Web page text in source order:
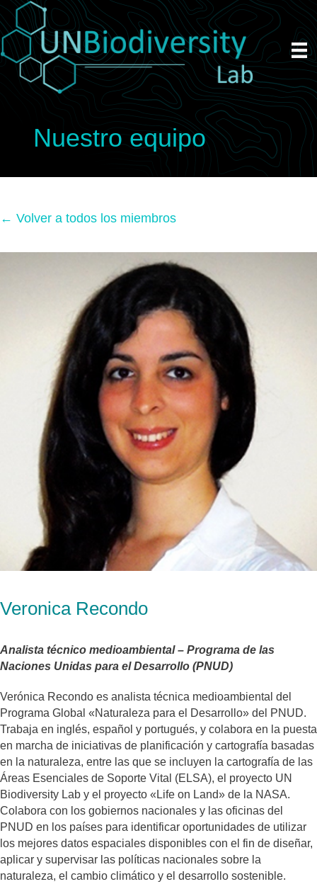
Nuestro equipo
← Volver a todos los miembros
Veronica Recondo
Analista técnico medioambiental – Programa de las
Naciones Unidas para el Desarrollo (PNUD)
Verónica Recondo es analista técnica medioambiental del
Programa Global «Naturaleza para el Desarrollo» del PNUD.
Trabaja en inglés, español y portugués, y colabora en la puesta
en marcha de iniciativas de planificación y cartografía basadas
en la naturaleza, entre las que se incluyen la cartografía de las
Áreas Esenciales de Soporte Vital (ELSA), el proyecto UN
Biodiversity Lab y el proyecto «Life on Land» de la NASA.
Colabora con los gobiernos nacionales y las oficinas del
PNUD en los países para identificar oportunidades de utilizar
los mejores datos espaciales disponibles con el fin de diseñar,
aplicar y supervisar las políticas nacionales sobre la
naturaleza, el cambio climático y el desarrollo sostenible.